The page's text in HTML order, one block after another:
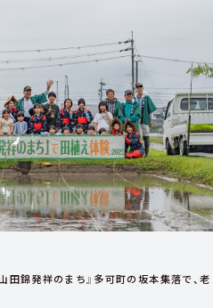
田錦発祥のまち』多可町の坂本集落で、老